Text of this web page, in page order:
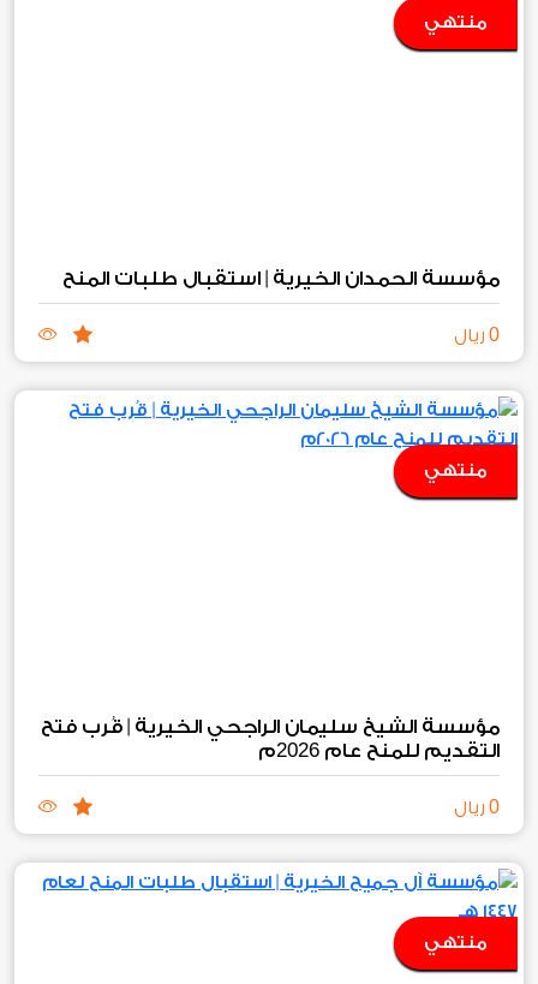
منتهي
مؤسسة الحمدان الخيرية | استقبال طلبات المنح
0 ريال
منتهي
مؤسسة الشيخ سليمان الراجحي الخيرية | قُرب فتح
التقديم للمنح عام 2026م
0 ريال
منتهي